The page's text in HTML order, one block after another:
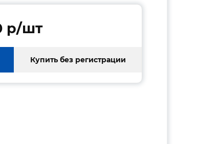
p/шт
Купить без регистрации